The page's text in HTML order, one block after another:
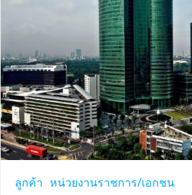
ลูกค้า หน่วยงานราชการ/เอกชน